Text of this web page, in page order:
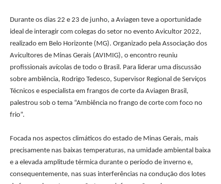
Durante os dias 22 e 23 de junho, a Aviagen teve a oportunidade
ideal de interagir com colegas do setor no evento Avicultor 2022,
realizado em Belo Horizonte (MG). Organizado pela Associação dos
Avicultores de Minas Gerais (AVIMIG), o encontro reuniu
profissionais avícolas de todo o Brasil. Para liderar uma discussão
sobre ambiência, Rodrigo Tedesco, Supervisor Regional de Serviços
Técnicos e especialista em frangos de corte da Aviagen Brasil,
palestrou sob o tema “Ambiência no frango de corte com foco no
frio”.
Focada nos aspectos climáticos do estado de Minas Gerais, mais
precisamente nas baixas temperaturas, na umidade ambiental baixa
e a elevada amplitude térmica durante o período de inverno e,
consequentemente, nas suas interferências na condução dos lotes